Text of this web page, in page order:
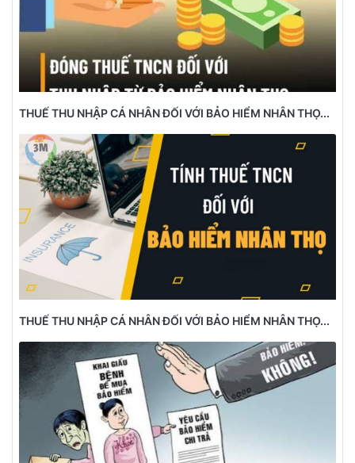
THUẾ THU NHẬP CÁ NHÂN ĐỐI VỚI BẢO HIỂM NHÂN THỌ...
THUẾ THU NHẬP CÁ NHÂN ĐỐI VỚI BẢO HIỂM NHÂN THỌ...